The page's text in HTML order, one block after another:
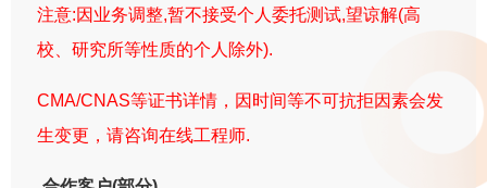
注意:因业务调整,暂不接受个人委托测试,望谅解(高
校、研究所等性质的个人除外).
CMA/CNAS等证书详情，因时间等不可抗拒因素会发
生变更，请咨询在线工程师.